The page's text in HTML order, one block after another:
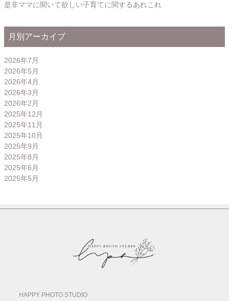
是非ママに聞いて欲しい子育てに関するあれこれ
月別アーカイブ
2026年7月
2026年5月
2026年4月
2026年3月
2026年2月
2025年12月
2025年11月
2025年10月
2025年9月
2025年8月
2025年6月
2025年5月
HAPPY PHOTO STUDIO